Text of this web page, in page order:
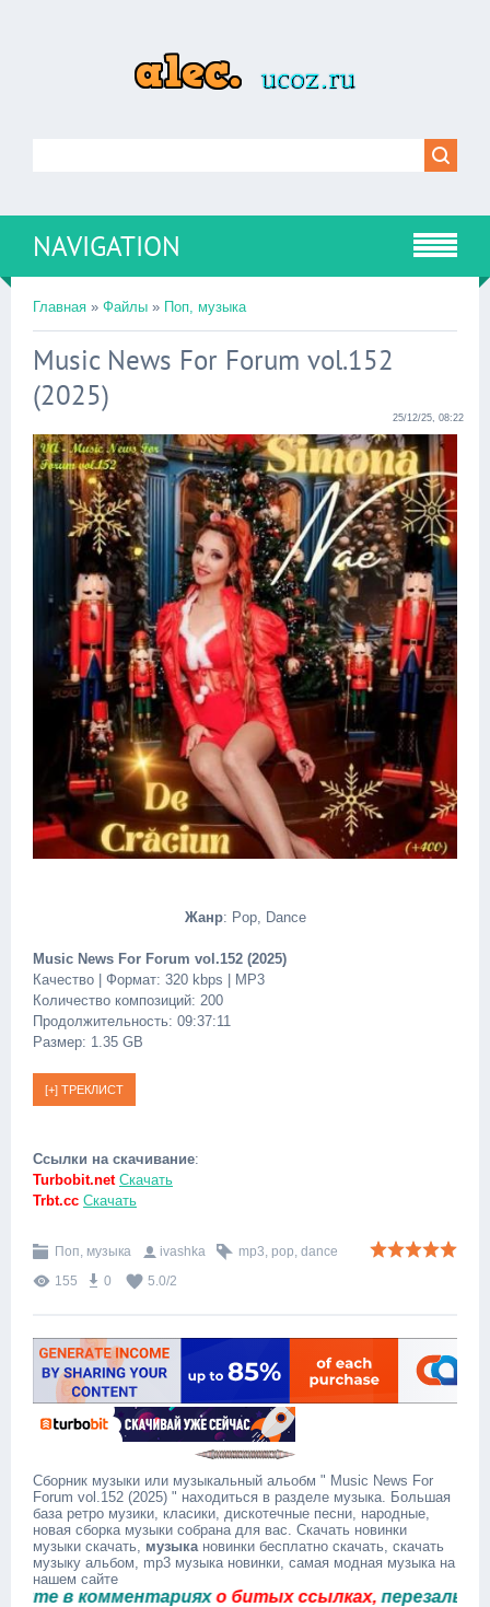
NAVIGATION
Главная » Файлы » Поп, музыка
Music News For Forum vol.152
(2025)
25/12/25, 08:22
Жанр: Pop, Dance
Music News For Forum vol.152 (2025)
Качество | Формат: 320 kbps | MP3
Количество композиций: 200
Продолжительность: 09:37:11
Размер: 1.35 GB
Ссылки на скачивание:
Turbobit.net Скачать
Trbt.cc Скачать
Поп, музыка ivashka mp3, pop, dance
155
0 5.0/2
Сборник музыки или музыкальный альобм " Music News For
Forum vol.152 (2025) " находиться в разделе музыка. Большая
база ретро музики, класики, дискотечные песни, народные,
новая сборка музыки собрана для вас. Скачать новинки
музыки скачать, музыкановинки бесплатно скачать, скачать
музыку альбом, mp3 музыка новинки, самая модная музыка на
нашем сайте
в комментарияхо битых ссылках,перезальём